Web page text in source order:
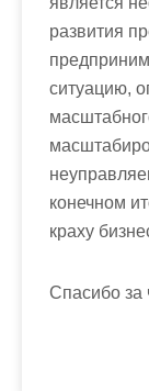
развития
ситуацию,
конечном
краху
Спасибо за